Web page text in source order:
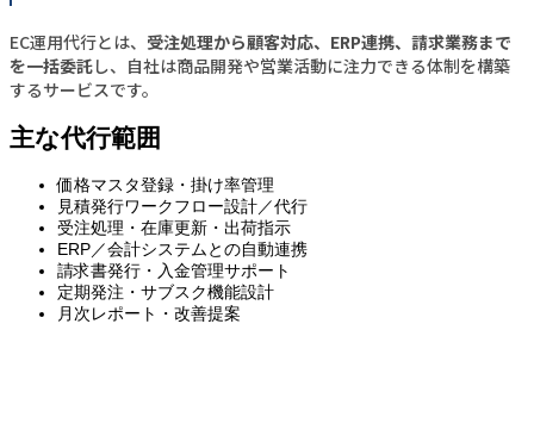
EC運用代行とは、 受注処理から顧客対応、ERP連携、請求業務まで
を一括委託し、自社は商品開発や営業活動に注力できる体制を構築
するサービスです。
主な代行範囲
価格マスタ登録・掛け率管理
見積発行ワークフロー設計／代行
受注処理・在庫更新・出荷指示
ERP／会計システムとの自動連携
請求書発行・入金管理サポート
定期発注・サブスク機能設計
月次レポート・改善提案